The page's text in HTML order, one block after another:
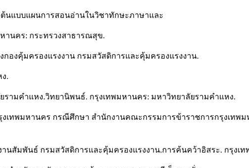
นแบบแผนการสอนอ่านในวิชาทักษะภาษาและ
านคร: กระทรวงสาธารณสุข.
องคุ้มครองแรงงาน กรมสวัสดิการและคุ้มครองแรงงาน.
.
รามคำแหง.วิทยานิพนธ์. กรุงเทพมหานคร: มหาวิทยาลัยรามคำแหง.
เทพมหานคร กรณีศึกษา สำนักงานคณะกรรมการข้าราชการกรุงเทพ
านสัมพันธ์ กรมสวัสดิการและคุ้มครองแรงงาน.การค้นคว้าอิสระ. กรุงเ